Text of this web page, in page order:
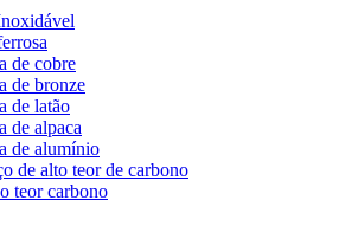
de cobre
de bronze
de latão
de alpaca
de alumínio
de alto teor de carbono
teor carbono